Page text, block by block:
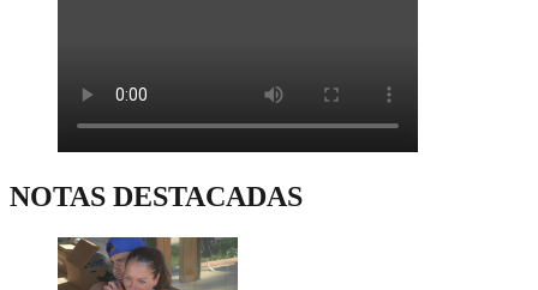
NOTAS DESTACADAS